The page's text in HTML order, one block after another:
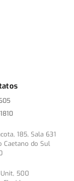
185, Sala 631
Caetano do Sul
500